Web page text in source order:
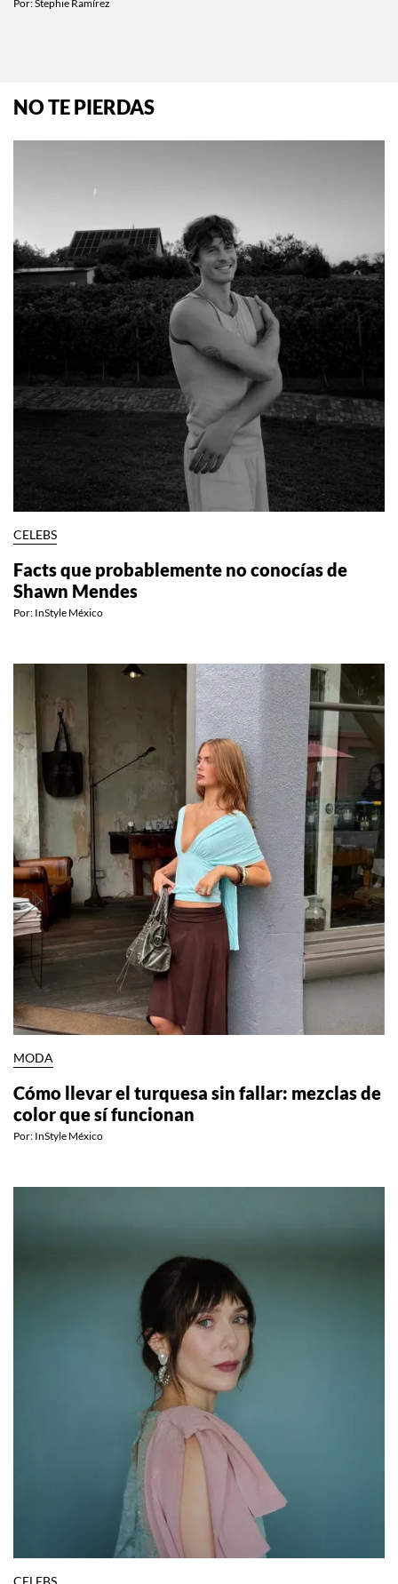
Por:Stephie Ramírez
NO TE PIERDAS
CELEBS
Facts que probablemente no conocías de
Shawn Mendes
Por: InStyle México
MODA
Cómo llevar el turquesa sin fallar: mezclas de
color que sí funcionan
Por: InStyle México